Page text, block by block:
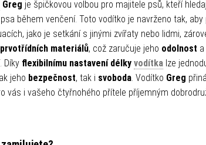
Greg je špičkovou volbou pro majitele psů, kteří
během venčení. Toto vodítko je navrženo tak, aby
jako je setkání s jinými zvířaty nebo lidmi,
prvotřídních materiálů, což zaručuje jeho odolnost a
Díky flexibilnímu nastavení délky vodítka lze
jeho bezpečnost, tak i svoboda. Vodítko Greg
vás i vašeho čtyřnohého přítele příjemným